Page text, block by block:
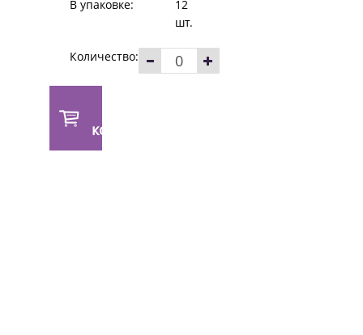
В упаковке:
12
шт.
Количество:
корзину